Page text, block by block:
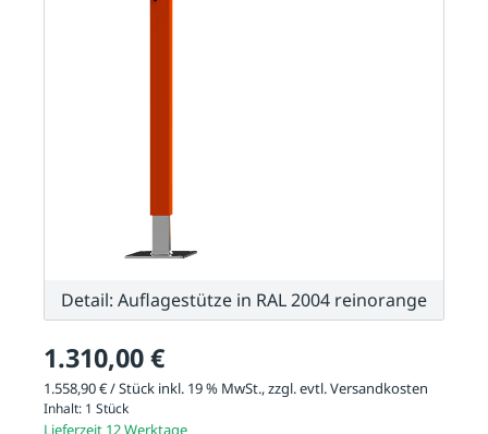
1.310,00 €
1.558,90 € / Stück inkl. 19 % MwSt., zzgl. evtl.Versandkosten
Inhalt: 1 Stück
Lieferzeit 12 Werktage
Detail: Auflagestütze in RAL 2004 reinorange